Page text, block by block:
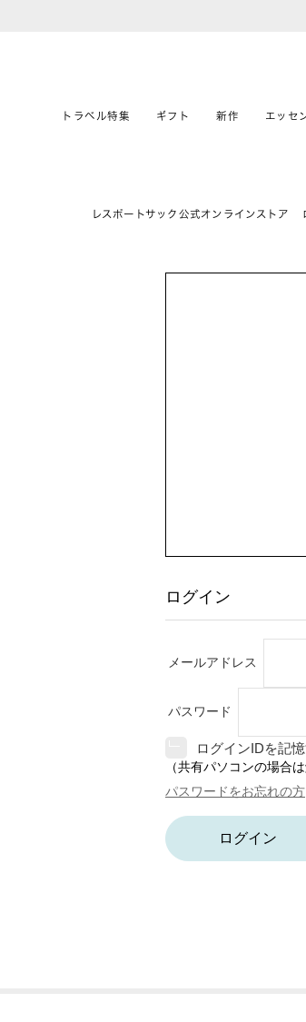
トラベル特集 ギフト 新作 エッセ
レスポートサック公式オンラインストア
ログイン
メールアドレス
パスワード
ログインIDを記
（共有パソコンの場合
パスワードをお忘れの方
ログイン